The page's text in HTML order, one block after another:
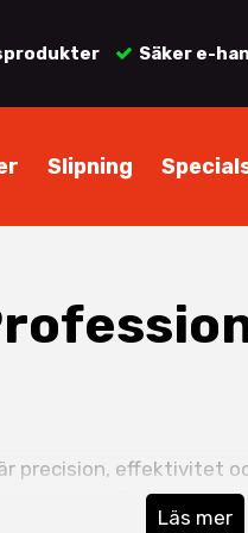
Säker e-
Slipning
precision, effektivitet
av eggen när den ena
Läs mer